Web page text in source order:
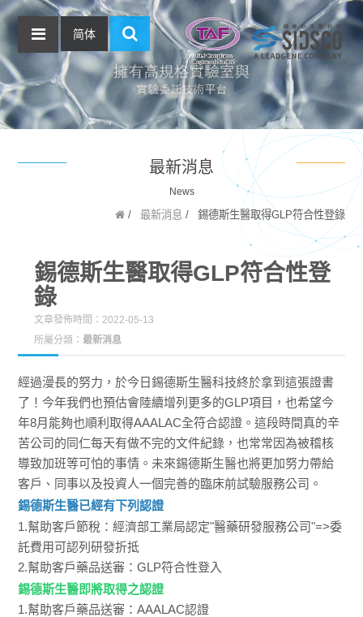
简体
最新消息
News
最新消息 錫德斯生醫取得GLP符合性登錄
錫德斯生醫取得GLP符合性登
錄
文章發佈時間：2022-05-13
所屬分類：最新消息
經過漫長的努力，於今日錫德斯生醫科技終於拿到這張證書
了！今年我們也預估會陸續增列更多的GLP項目，也希望今
年8月能夠也順利取得AAALAC全符合認證。這段時間真的辛
苦公司的同仁每天有做不完的文件紀錄，也常常因為被稽核
導致加班等可怕的事情。未來錫德斯生醫也將更加努力帶給
客戶、同事以及投資人一個完善的臨床前試驗服務公司。
錫德斯生醫已經有下列認證
1.幫助客戶節稅：經濟部工業局認定"醫藥研發服務公司"=>委
託費用可認列研發折抵
2.幫助客戶藥品送審：GLP符合性登入
錫德斯生醫即將取得之認證
1.幫助客戶藥品送審：AAALAC認證